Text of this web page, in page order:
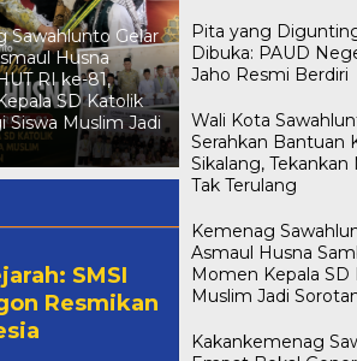
Sawahlunto Gelar
Husna
RI ke-81,
SD Katolik
Siswa Muslim Jadi
Kakankemenag
Tekankan Empat
Ilmu, Akhlak, dan
Speaking
SMSI
Resmikan
Pita yang
Dibuka: PAUD
Jaho Resmi Berdiri
Wali Kota
Serahkan Bantuan
Sikalang,
Tak Terulang
Kemenag
Asmaul Husna
Momen Kepala SD
Muslim Jadi
Kakankemenag